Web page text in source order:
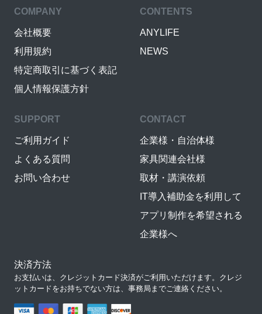
COMPANY
会社概要
利用規約
特定商取引に基づく表記
個人情報保護方針
CONTENTS
ANYLIFE
NEWS
SUPPORT
ご利用ガイド
よくある質問
お問い合わせ
CONTACT
企業様・自治体様
家具関連会社様
取材・講演依頼
IT導入補助金を利用して
アプリ制作を希望される
企業様へ
決済方法
お支払いは、クレジットカード決済がご利用いただけます。クレジ
ットカードをお持ちでない方は、事務局までご連絡ください。